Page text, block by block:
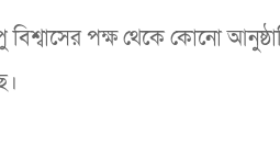
পক্ষ থেকে কোনো